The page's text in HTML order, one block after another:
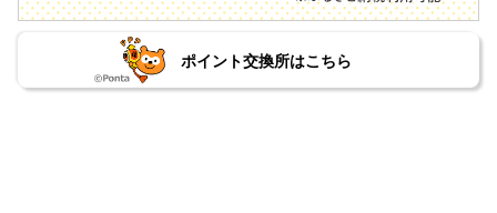
ポイント交換所はこちら